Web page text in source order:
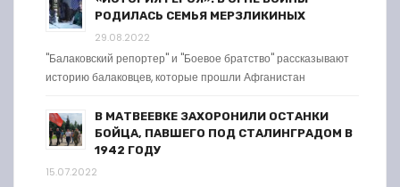
РОДИЛАСЬ СЕМЬЯ МЕРЗЛИКИНЫХ
29.08.2022
"Балаковский репортер" и "Боевое братство" рассказывают
историю балаковцев, которые прошли Афганистан
В МАТВЕЕВКЕ ЗАХОРОНИЛИ ОСТАНКИ
БОЙЦА, ПАВШЕГО ПОД СТАЛИНГРАДОМ В
1942 ГОДУ
15.07.2022